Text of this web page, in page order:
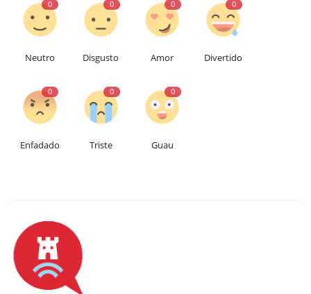
0
Neutro
0
Disgusto
0
Amor
0
Divertido
0
Enfadado
0
Triste
0
Guau